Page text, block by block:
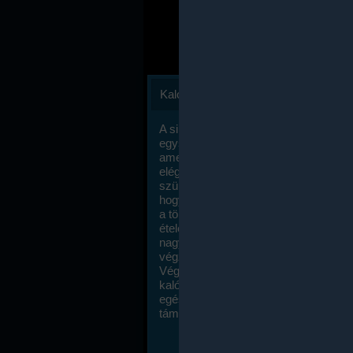
Kalóriaszámlálás
A sikeres fogyás titka valójában igen
egyszerű: égess több energiát, mint
amennyit beviszel. Természetesen
elég nagy fegyelemre és akaraterőre
szükség, de meglepődve fogod
hogy a kalóriaszámolás mennyire
a többi diétához képest. Itt nincsenek
ételek és a megengedett kalóriabevitelt
nagymértékben növelheted ha
végzel.
Végül, de nem utolsó sorban, a
kalóriaszámolás módszerét a legtöbb
egészségügyi szakorvos ajánlja és
támogatja.